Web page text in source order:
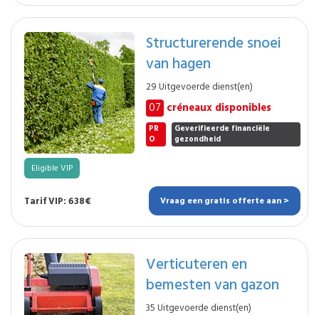
Structurerende snoei
van hagen
29 Uitgevoerde dienst(en)
07 créneaux disponibles
PR
O
Geverifieerde financiële
gezondheid
Eligible VIP
Tarif VIP: 638€ Vraag een gratis offerte aan >
Verticuteren en
bemesten van gazon
35 Uitgevoerde dienst(en)